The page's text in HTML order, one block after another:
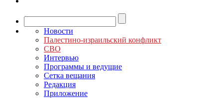
Новости
Палестино-израильский конфликт
СВО
Интервью
Программы и ведущие
Сетка вещания
Редакция
Приложение